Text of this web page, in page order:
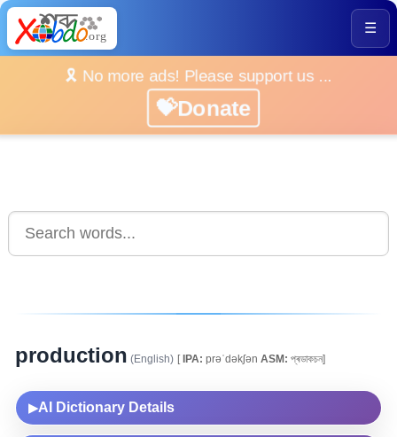
☰
🎗️ No more ads! Please support us ...
💝Donate
production (English) [IPA: prəˈdəkʃən ASM: প্ৰডাকচন]
▶AI Dictionary Details